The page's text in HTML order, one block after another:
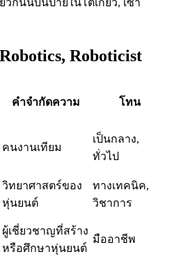
Roboticist
คำจำกัดความ โทน
คนงานเทียม
เป็นกลาง,
ทั่วไป
วิทยาศาสตร์ของ
หุ่นยนต์
ทางเทคนิค,
วิชาการ
ผู้เชี่ยวชาญที่สร้าง
หรือศึกษาหุ่นยนต์
มืออาชีพ